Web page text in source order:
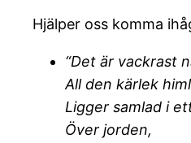
Hjälper oss komma
“Det är vackrast
All den kärlek
Ligger samlad i
Över jorden,